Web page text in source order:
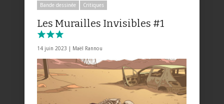
Bande dessinée Critiques
Les Murailles Invisibles #1
14 juin 2023 | Maël Rannou